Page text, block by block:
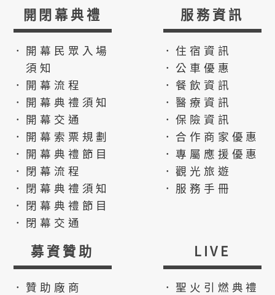
開閉幕典禮
．開幕民眾入場
須知
．開幕流程
．開幕典禮須知
．開幕交通
．開幕索票規劃
．開幕典禮節目
．閉幕流程
．閉幕典禮須知
．閉幕典禮節目
．閉幕交通
服務資訊
．住宿資訊
．公車優惠
．餐飲資訊
．醫療資訊
．保險資訊
．合作商家優惠
．專屬應援優惠
．觀光旅遊
．服務手冊
募資贊助
．贊助廠商
LIVE
．聖火引燃典禮